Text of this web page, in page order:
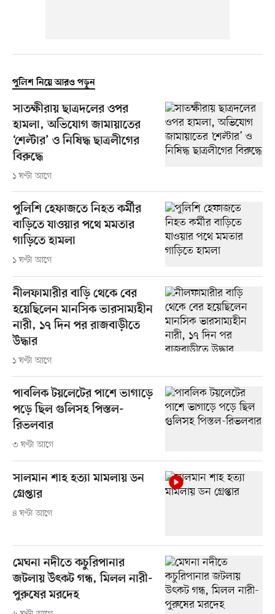
পুলিশ নিয়ে আরও পড়ুন
সাতক্ষীরায় ছাত্রদলের ওপর
হামলা, অভিযোগ জামায়াতের
‘শেল্টার’ ও নিষিদ্ধ ছাত্রলীগের
বিরুদ্ধে
১ ঘণ্টা আগে
পুলিশি হেফাজতে নিহত কর্মীর
বাড়িতে যাওয়ার পথে মমতার
গাড়িতে হামলা
১ ঘণ্টা আগে
নীলফামারীর বাড়ি থেকে বের
হয়েছিলেন মানসিক ভারসাম্যহীন
নারী, ১৭ দিন পর রাজবাড়ীতে
উদ্ধার
১ ঘণ্টা আগে
পাবলিক টয়লেটের পাশে ভাগাড়ে
পড়ে ছিল গুলিসহ পিস্তল-
রিভলবার
৩ ঘণ্টা আগে
সালমান শাহ হত্যা মামলায় ডন
গ্রেপ্তার
৪ ঘণ্টা আগে
মেঘনা নদীতে কচুরিপানার
জটলায় উৎকট গন্ধ, মিলল নারী-
পুরুষের মরদেহ